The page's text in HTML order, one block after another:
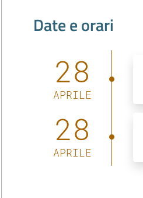
Date e orari
28
APRILE
28
APRILE